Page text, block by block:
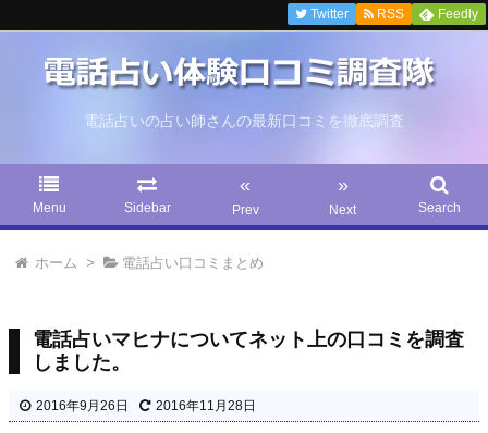
電話占いの占い師さんの最新口コミを徹底調査
Menu Sidebar
«
Prev
»
Next Search
Twitter RSS Feedly
ホーム > 電話占い口コミまとめ
電話占いマヒナについてネット上の口コミを調査
しました。
2016年9月26日 2016年11月28日